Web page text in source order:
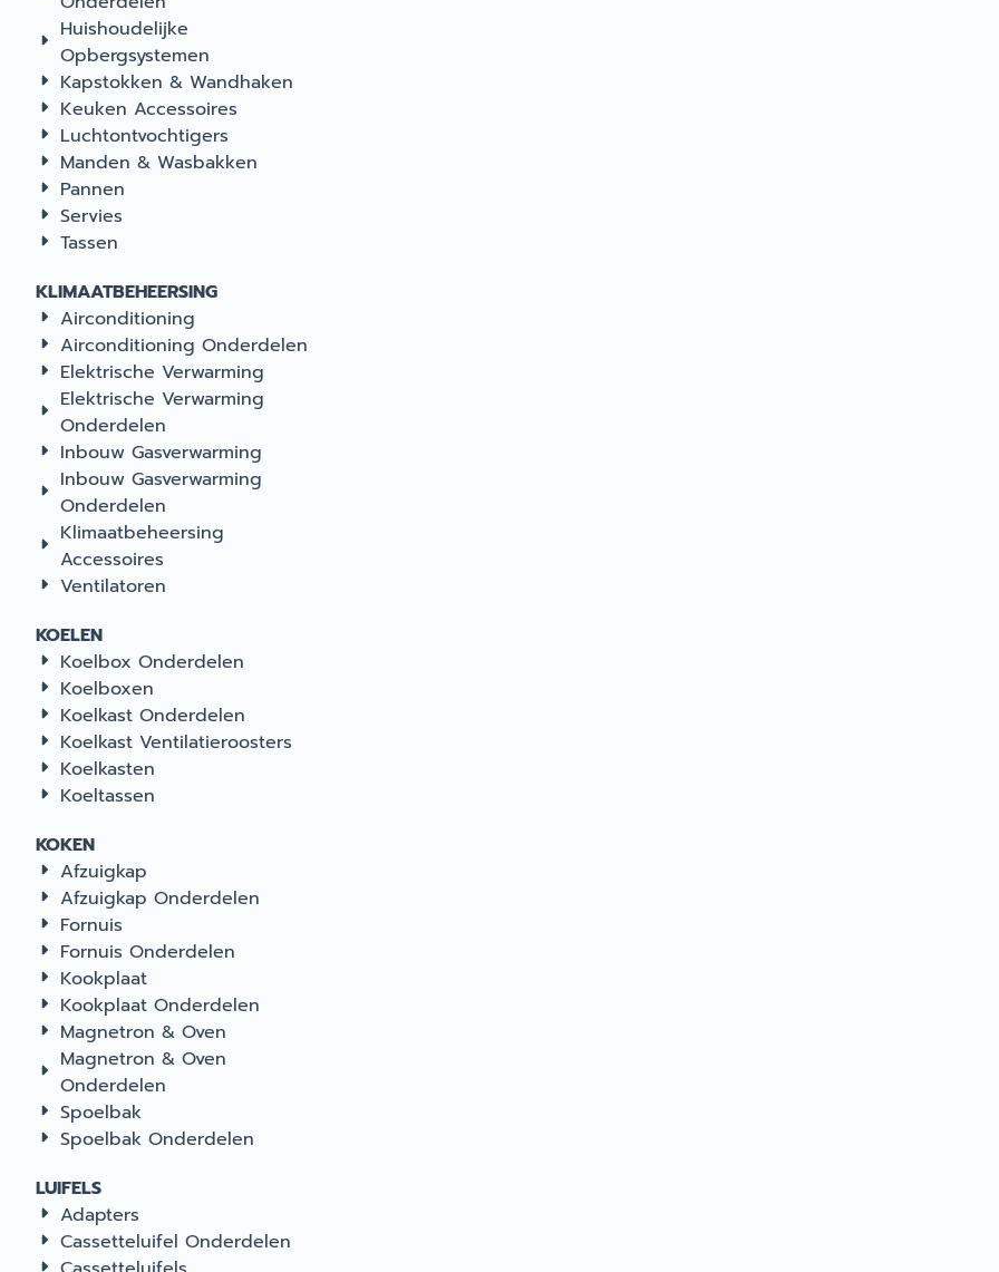
Huishoudelijke
Opbergsystemen
Kapstokken & Wandhaken
Keuken Accessoires
Luchtontvochtigers
Manden & Wasbakken
Pannen
Servies
Tassen
KLIMAATBEHEERSING
Airconditioning
Airconditioning Onderdelen
Elektrische Verwarming
Elektrische Verwarming
Onderdelen
Inbouw Gasverwarming
Inbouw Gasverwarming
Onderdelen
Klimaatbeheersing
Accessoires
Ventilatoren
KOELEN
Koelbox Onderdelen
Koelboxen
Koelkast Onderdelen
Koelkast Ventilatieroosters
Koelkasten
Koeltassen
KOKEN
Afzuigkap
Afzuigkap Onderdelen
Fornuis
Fornuis Onderdelen
Kookplaat
Kookplaat Onderdelen
Magnetron & Oven
Magnetron & Oven
Onderdelen
Spoelbak
Spoelbak Onderdelen
LUIFELS
Adapters
Cassetteluifel Onderdelen